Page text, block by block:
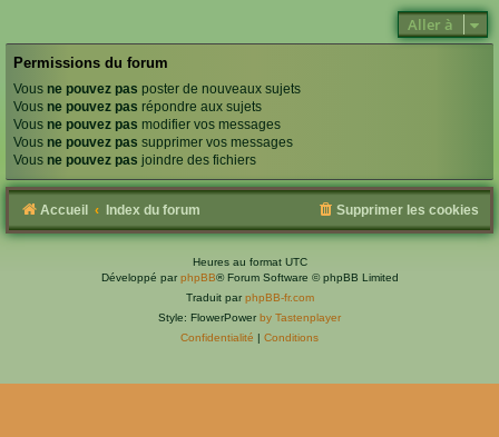
Aller à
Permissions du forum
Vous ne pouvez pas poster de nouveaux sujets
Vous ne pouvez pas répondre aux sujets
Vous ne pouvez pas modifier vos messages
Vous ne pouvez pas supprimer vos messages
Vous ne pouvez pas joindre des fichiers
Accueil Index du forum Supprimer les cookies
Heures au format UTC
Développé par phpBB® Forum Software © phpBB Limited
Traduit par phpBB-fr.com
Style: FlowerPower by Tastenplayer
Confidentialité | Conditions